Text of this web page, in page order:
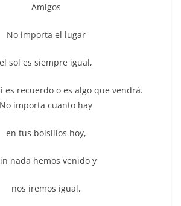
Amigos
No importa el lugar
el sol es siempre igual,
es recuerdo o es algo que vendrá.
No importa cuanto hay
en tus bolsillos hoy,
nada hemos venido y
nos iremos igual,